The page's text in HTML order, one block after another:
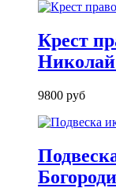
Крест
Николай
9800 руб